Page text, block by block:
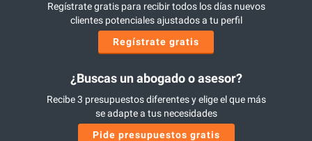
Regístrate gratis para recibir todos los días nuevos
clientes potenciales ajustados a tu perfil
Regístrate gratis
¿Buscas un abogado o asesor?
Recibe 3 presupuestos diferentes y elige el que más
se adapte a tus necesidades
Pide presupuestos gratis